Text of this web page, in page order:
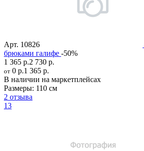
Арт. 10826
брюками галифе -50%
1 365 р.2 730 р.
от 0 р.1 365 р.
В наличии на маркетплейсах
Размеры: 110 см
2 отзыва
13